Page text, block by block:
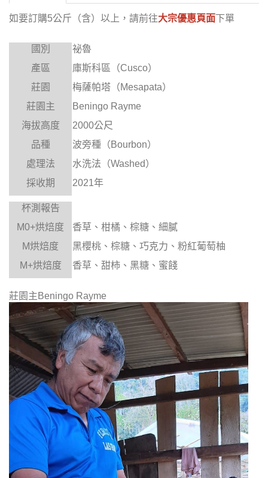
如要訂購5公斤（含）以上， 請前往大宗優惠頁面下單
國別
祕魯
產區
庫斯科區（Cusco）
莊園
梅薩帕塔（Mesapata）
莊園主
Beningo Rayme
海拔高度
2000公尺
品種
波旁種（Bourbon）
處理法
水洗法（Washed）
採收期
2021年
杯測報告
M0+烘焙度
香草、柑橘、棕糖、細膩
M烘焙度
黑櫻桃、棕糖、巧克力、粉紅葡萄柚
M+烘焙度 香草、甜柿、黑糖、蜜餞
莊園主Beningo Rayme